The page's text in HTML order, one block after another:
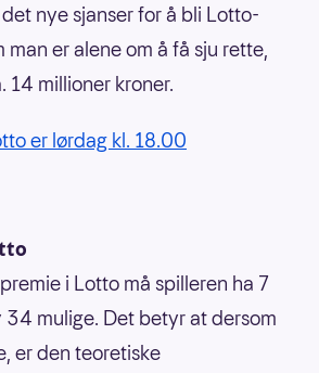
nye sjanser for å bli Lotto-
er alene om å få sju rette,
14 millioner kroner.
er lørdag kl. 18.00
i Lotto må spilleren ha 7
mulige. Det betyr at dersom
er den teoretiske